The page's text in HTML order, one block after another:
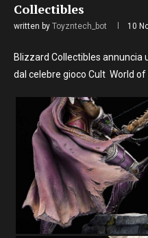
Collectibles
written by Toyzntech_bot 10
Blizzard Collectibles annuncia
dal celebre gioco Cult World of